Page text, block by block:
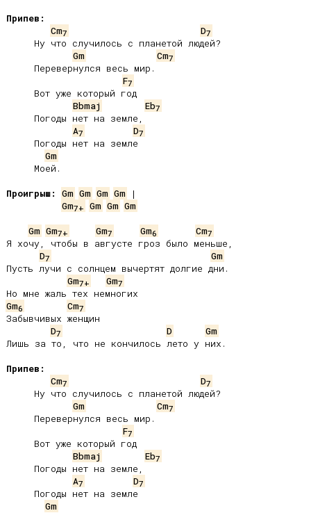
Припев:
Cm7 D7
Gm
Cm7
F7
Bbmaj
Eb7
A7 D7
Gm
Проигрыш:
Gm Gm Gm Gm
Gm7+ Gm Gm Gm
Gm Gm7+ Gm7 Gm6 Cm7
Я хочу, чтобы в августе гроз было меньше,
D7
Gm
Пусть лучи с солнцем вычертят долгие дни.
Gm7+ Gm7
Gm6 Cm7
Забывчивых женщин
D7 D
Gm
Лишь за то, что не кончилось лето у них.
Припев:
Cm7 D7
Gm
Cm7
F7
Bbmaj
Eb7
A7 D7
Gm